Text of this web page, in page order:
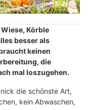
Körble
besser als
keinen
die
mal loszugehen.
die schönste Art,
kein Abwaschen,